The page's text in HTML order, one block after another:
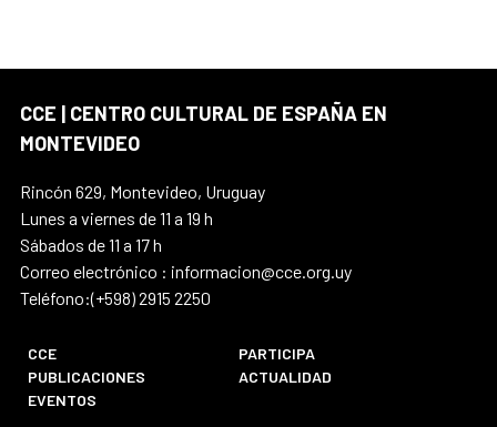
CCE | CENTRO CULTURAL DE ESPAÑA EN
MONTEVIDEO
Rincón 629, Montevideo, Uruguay
Lunes a viernes de 11 a 19 h
Sábados de 11 a 17 h
Correo electrónico : informacion@cce.org.uy
Teléfono:(+598) 2915 2250
CCE
PARTICIPA
PUBLICACIONES
ACTUALIDAD
EVENTOS